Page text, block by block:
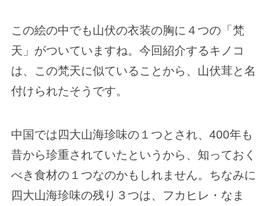
この絵の中でも山伏の衣装の胸に４つの「梵
天」がついていますね。今回紹介するキノコ
は、この梵天に似ていることから、山伏茸と名
付けられたそうです。
中国では四大山海珍味の１つとされ、400年も
昔から珍重されていたというから、知っておく
べき食材の１つなのかもしれません。ちなみに
四大山海珍味の残り３つは、フカヒレ・なま